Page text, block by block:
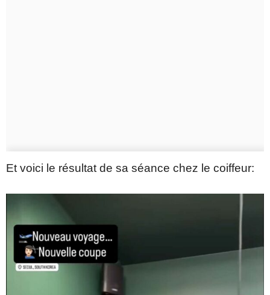
Et voici le résultat de sa séance chez le coiffeur: